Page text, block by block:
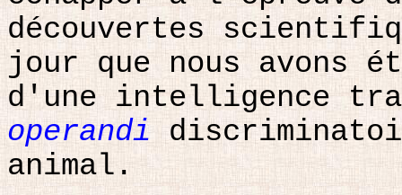
découvertes
jour que nous avons
d'une intelligence
operandi
animal.